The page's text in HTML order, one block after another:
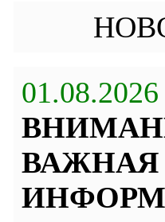
01.08.2026
ВАЖНАЯ